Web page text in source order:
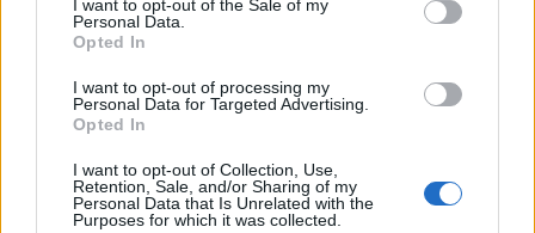
I want to opt-out of the Sale of my
Personal Data.
Opted In
I want to opt-out of processing my
Personal Data for Targeted Advertising.
Opted In
I want to opt-out of Collection, Use,
Retention, Sale, and/or Sharing of my
Personal Data that Is Unrelated with the
Purposes for which it was collected.